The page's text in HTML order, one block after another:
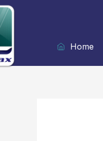
Ir
para
o
conteúdo
Home